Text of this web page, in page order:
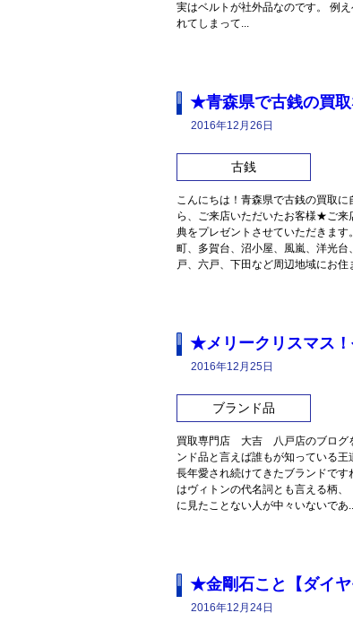
実はベルトが社外品なのです。 例
れてしまって...
★青森県で古銭の買取
2016年12月26日
古銭
こんにちは！青森県で古銭の買取
ら、ご来店いただいたお客様★ご来
典をプレゼントさせていただきま
町、多賀台、沼小屋、風嵐、洋光
戸、六戸、下田など周辺地域にお住
★メリークリスマス
2016年12月25日
ブランド品
買取専門店 大吉 八戸店のブログ
ンド品と言えば誰もが知っている
長年愛され続けてきたブランドで
はヴィトンの代名詞とも言える柄
に見たことない人が中々いないであ
★金剛石こと【ダイ
2016年12月24日